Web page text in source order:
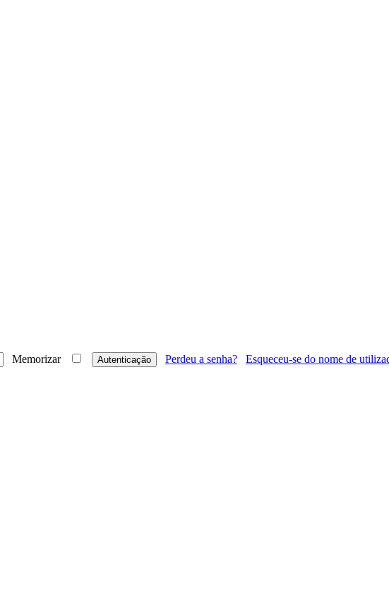
Memorizar Perdeu a senha? Esqueceu-se do nome de